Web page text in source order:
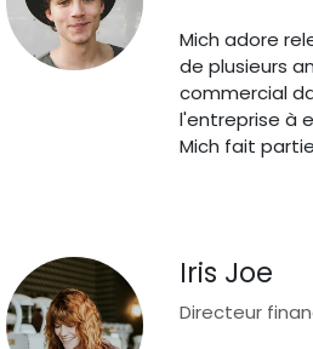
Mich adore
de plusieurs
commercial
l'entreprise à
Mich fait
Iris Joe
Directeur